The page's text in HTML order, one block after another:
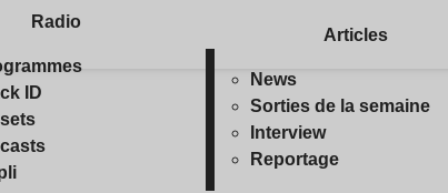
Radio
ID
Articles
News
Sorties de la semaine
Interview
Reportage